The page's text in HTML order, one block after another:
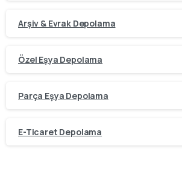
Arşiv & Evrak Depolama
Özel Eşya Depolama
Parça Eşya Depolama
E-Ticaret Depolama